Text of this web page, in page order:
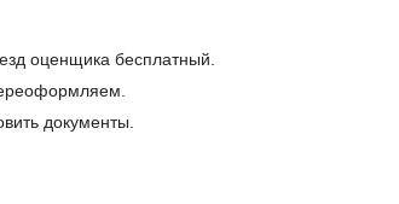
оценщика бесплатный.
документы.